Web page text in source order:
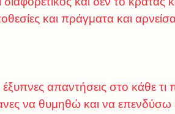
και πράγματα και
απαντήσεις στο κάθε
να θυμηθώ και να επενδύσω